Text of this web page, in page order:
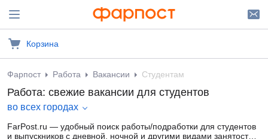
Корзина
Фарпост Работа Вакансии Студентам
Работа: свежие вакансии для студентов
во всех городах
FarPost.ru — удобный поиск работы/подработки для студентов
и выпускников с дневной, ночной и другими видами занятости